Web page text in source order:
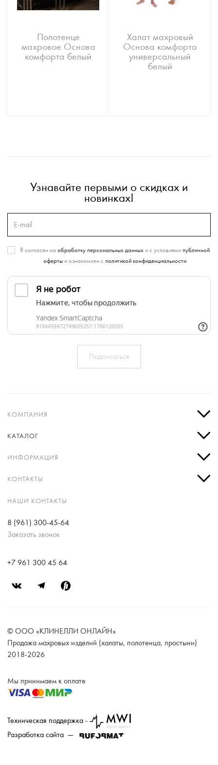
Полотенце
махровое Основа
комфорта белый
Халат махровый
Основа комфорта
универсальный
белый
Узнавайте первыми о скидках и
новинках!
Я согласен на обработку персональных данныхи с условиями публичной
офертыи ознакомлен с политикой конфиденциальности
КОМПАНИЯ
КАТАЛОГ
ИНФОРМАЦИЯ
КОНТАКТЫ
НАШИ КОНТАКТЫ
8 (961) 300-45-64
Заказать звонок
+7 961 300 45 64
© ООО «КЛИНЕЛЛИ ОНЛАЙН»
Продажа махровых изделий (халаты, полотенца, простыни)
2018-2026
Мы принимаем к оплате
Техническая поддержка -
Разработка сайта —